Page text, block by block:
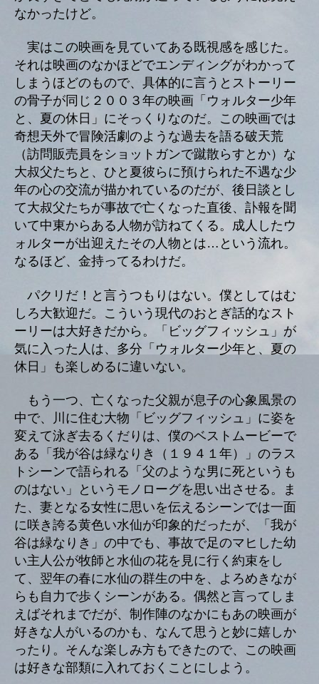
なかったけど。
実はこの映画を見ていてある既視感を感じた。
それは映画のなかほどでエンディングがわかって
しまうほどのもので、具体的に言うとストーリー
の骨子が同じ２００３年の映画「ウォルター少年
と、夏の休日」にそっくりなのだ。この映画では
奇想天外で冒険活劇のような過去を語る破天荒
（訪問販売員をショットガンで蹴散らすとか）な
大叔父たちと、ひと夏彼らに預けられた不遇な少
年の心の交流が描かれているのだが、後日談とし
て大叔父たちが事故で亡くなった直後、訃報を聞
いて中東からある人物が訪ねてくる。成人したウ
ォルターが出迎えたその人物とは…という流れ。
なるほど、金持ってるわけだ。
パクリだ！と言うつもりはない。僕としてはむ
しろ大歓迎だ。こういう現代のおとぎ話的なスト
ーリーは大好きだから。「ビッグフィッシュ」が
気に入った人は、多分「ウォルター少年と、夏の
休日」も楽しめるに違いない。
もう一つ、亡くなった父親が息子の心象風景の
中で、川に住む大物「ビッグフィッシュ」に姿を
変えて泳ぎ去るくだりは、僕のベストムービーで
ある「我が谷は緑なりき（１９４１年）」のラス
トシーンで語られる「父のような男に死というも
のはない」というモノローグを思い出させる。ま
た、妻となる女性に思いを伝えるシーンでは一面
に咲き誇る黄色い水仙が印象的だったが、「我が
谷は緑なりき」の中でも、事故で足のマヒした幼
い主人公が牧師と水仙の花を見に行く約束をし
て、翌年の春に水仙の群生の中を、よろめきなが
らも自力で歩くシーンがある。偶然と言ってしま
えばそれまでだが、制作陣のなかにもあの映画が
好きな人がいるのかも、なんて思うと妙に嬉しか
ったり。そんな楽しみ方もできたので、この映画
は好きな部類に入れておくことにしよう。